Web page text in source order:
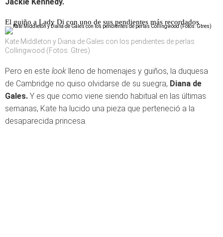
El guiño a Lady Di con uno de sus pendientes más recordados
Kate Middleton y Diana de Gales con los pendientes de perlas
Collingwood (Fotos: Gtres)
Pero en este look lleno de homenajes y guiños, la duquesa
de Cambridge no quiso olvidarse de su suegra, Diana de
Gales. Y es que como viene siendo habitual en las últimas
semanas, Kate ha lucido una pieza que perteneció a la
desaparecida princesa.